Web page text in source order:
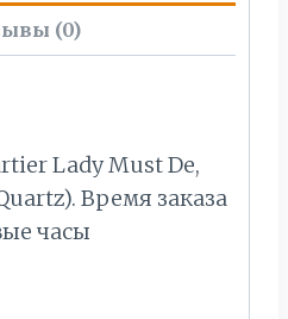
(0)
Lady Must De,
Время заказа
часы